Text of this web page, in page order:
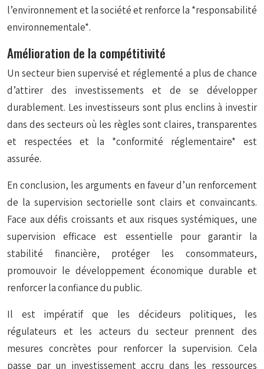
l’environnement et la société et renforce la *responsabilité
environnementale*.
Amélioration de la compétitivité
Un secteur bien supervisé et réglementé a plus de chance
d’attirer des investissements et de se développer
durablement. Les investisseurs sont plus enclins à investir
dans des secteurs où les règles sont claires, transparentes
et respectées et la *conformité réglementaire* est
assurée.
En conclusion, les arguments en faveur d’un renforcement
de la supervision sectorielle sont clairs et convaincants.
Face aux défis croissants et aux risques systémiques, une
supervision efficace est essentielle pour garantir la
stabilité financière, protéger les consommateurs,
promouvoir le développement économique durable et
renforcer la confiance du public.
Il est impératif que les décideurs politiques, les
régulateurs et les acteurs du secteur prennent des
mesures concrètes pour renforcer la supervision. Cela
passe par un investissement accru dans les ressources